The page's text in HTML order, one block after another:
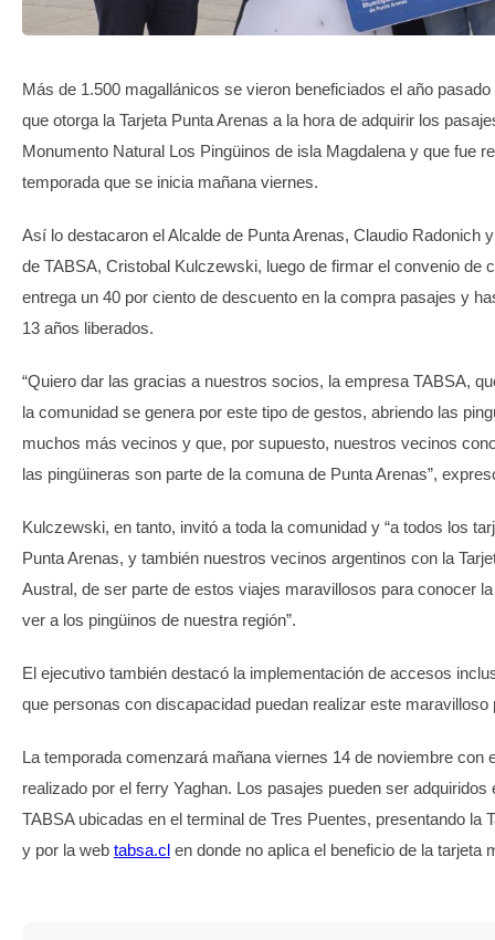
Más de 1.500 magallánicos se vieron beneficiados el año
que otorga la Tarjeta Punta Arenas a la hora de adquirir los
Monumento Natural Los Pingüinos de isla Magdalena y que fue
temporada que se inicia mañana viernes.
Así lo destacaron el Alcalde de Punta Arenas, Claudio Radonich
de TABSA, Cristobal Kulczewski, luego de firmar el convenio de
entrega un 40 por ciento de descuento en la compra pasajes y
13 años liberados.
“Quiero dar las gracias a nuestros socios, la empresa TABSA,
la comunidad se genera por este tipo de gestos, abriendo las
muchos más vecinos y que, por supuesto, nuestros vecinos
las pingüineras son parte de la comuna de Punta Arenas”,
Kulczewski, en tanto, invitó a toda la comunidad y “a todos los
Punta Arenas, y también nuestros vecinos argentinos con la
Austral, de ser parte de estos viajes maravillosos para conocer
ver a los pingüinos de nuestra región”.
El ejecutivo también destacó la implementación de accesos
que personas con discapacidad puedan realizar este maravilloso
La temporada comenzará mañana viernes 14 de noviembre con
realizado por el ferry Yaghan. Los pasajes pueden ser adquiridos
TABSA ubicadas en el terminal de Tres Puentes, presentando la
y por la web tabsa.cl en donde no aplica el beneficio de la tarjeta